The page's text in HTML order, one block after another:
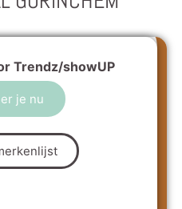
Trendz/showUP
je nu